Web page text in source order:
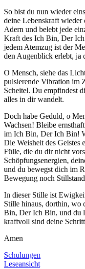
So bist du nun wieder
deine Lebenskraft
Adern und belebt jede
Kraft des Ich Bin, Der
jedem Atemzug ist der
den Augenblick erlebt, ja
O Mensch, siehe das
pulsierende Vibration im
Scheitel. Du empfindest
alles in dir wandelt.
Doch habe Geduld, o
Wachsen! Bleibe
im Ich Bin, Der Ich Bin!
Die Weisheit des Geistes
Fülle, die du dir nicht
Schöpfungsenergien,
und du bewegst dich im
Bewegung noch
In dieser Stille ist
Stille hinaus, dorthin, wo
Bin, Der Ich Bin, und du
kraftvoll sind deine
Amen
Schulungen
Leseansicht